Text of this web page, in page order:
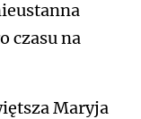
czasu na
Maryja